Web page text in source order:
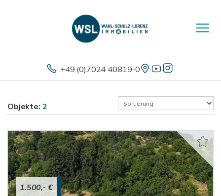
+49 (0)7024 40819-0
Objekte: 2
1.500,- €